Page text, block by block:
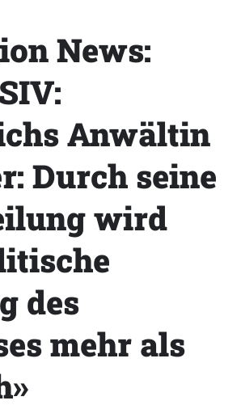
News:
Anwältin
Durch seine
wird
des
mehr als